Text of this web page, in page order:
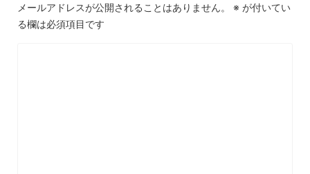
メールアドレスが公開されることはありません。 ※ が付いてい
る欄は必須項目です